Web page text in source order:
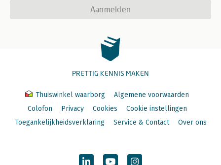
Aanmelden
PRETTIG KENNIS MAKEN
Thuiswinkel waarborg
Algemene voorwaarden
Colofon
Privacy Cookies
Cookie instellingen
Toegankelijkheidsverklaring
Service & Contact Over ons